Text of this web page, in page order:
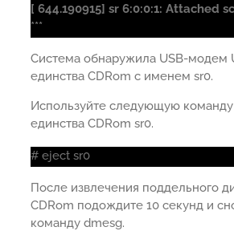
[ 644.190915] sr 6:0:0:1: Attached
***
Система обнаружила USB-модем
единства CDRom с именем sr0.
Используйте следующую команду
единства CDRom sr0.
# eject sr0
После извлечения поддельного
CDRom подождите 10 секунд и
команду dmesg.